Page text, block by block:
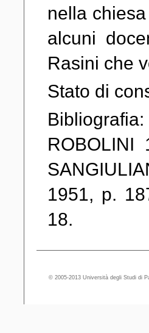
nella
alcuni
Rasini che
Stato di
ROBOLINI
1951, p.
18.
© 2005-2013 Università degli Studi di